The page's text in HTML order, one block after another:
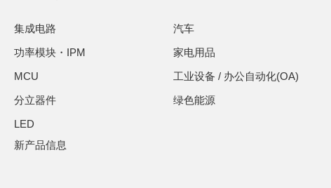
集成电路
功率模块・IPM
MCU
分立器件
LED
新产品信息
汽车
家电用品
工业设备 / 办公自动化(OA)
绿色能源